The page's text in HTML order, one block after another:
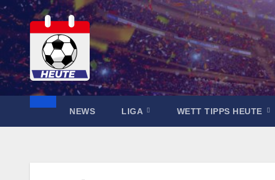
Zum
Inhalt
springen
NEWS LIGA WETT TIPPS HEUTE